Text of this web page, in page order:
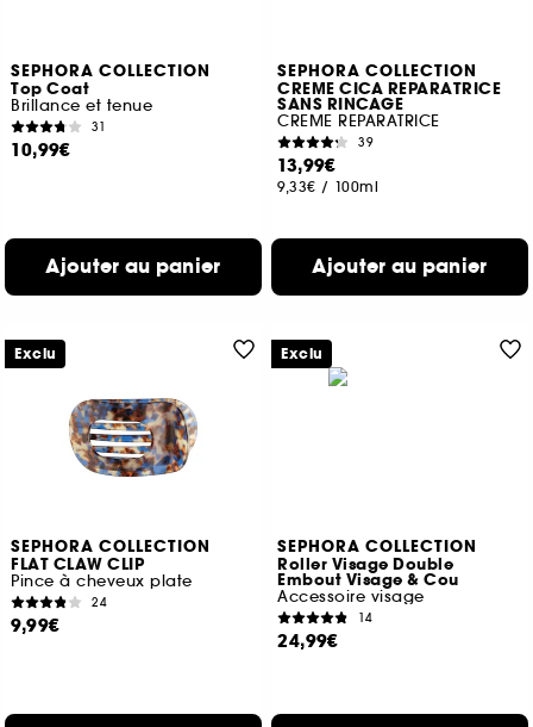
SEPHORA COLLECTION
Top Coat
Brillance et tenue
31
10,99€
Ajouter au panier
SEPHORA COLLECTION
CREME CICA REPARATRICE
SANS RINCAGE
CREME REPARATRICE
39
13,99€
9,33€ / 100ml
Ajouter au panier
SEPHORA COLLECTION
FLAT CLAW CLIP
Pince à cheveux plate
24
9,99€
Exclu
SEPHORA COLLECTION
Roller Visage Double
Embout Visage & Cou
Accessoire visage
14
24,99€
Exclu